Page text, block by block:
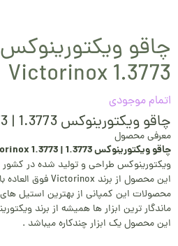
Victorinox 1.3773
اتمام موجودی
چاقو ویکتورینوکس 1.3773 | Victorinox 1.3773
معرفی محصول
چاقو ویکتورینوکس 1.3773 | Victorinox 1.3773
ویکتورینوکس طراحی و تولید شده در
این محصول از برند Victorinox فوق العاده با کیفیت می باشد.
محصولات این کمپانی از بهترین استیل
ماندگار ترین ابزار ها همیشه از برند
این محصول یک ابزار چندکاره میباشد .